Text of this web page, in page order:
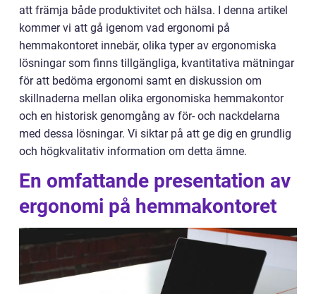
att främja både produktivitet och hälsa. I denna artikel
kommer vi att gå igenom vad ergonomi på
hemmakontoret innebär, olika typer av ergonomiska
lösningar som finns tillgängliga, kvantitativa mätningar
för att bedöma ergonomi samt en diskussion om
skillnaderna mellan olika ergonomiska hemmakontor
och en historisk genomgång av för- och nackdelarna
med dessa lösningar. Vi siktar på att ge dig en grundlig
och högkvalitativ information om detta ämne.
En omfattande presentation av
ergonomi på hemmakontoret